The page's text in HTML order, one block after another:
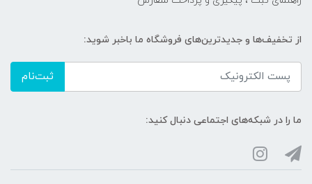
از تخفیف‌ها و جدیدترین‌های فروشگاه ما باخبر شوید:
ثبت‌نام
ما را در شبکه‌های اجتماعی دنبال کنید: